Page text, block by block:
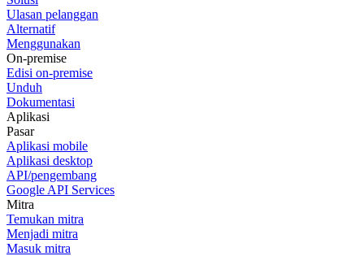
Ulasan pelanggan
Alternatif
Menggunakan
On-premise
Edisi on-premise
Unduh
Dokumentasi
Aplikasi
Pasar
Aplikasi mobile
Aplikasi desktop
API/pengembang
Google API Services
Mitra
Temukan mitra
Menjadi mitra
Masuk mitra